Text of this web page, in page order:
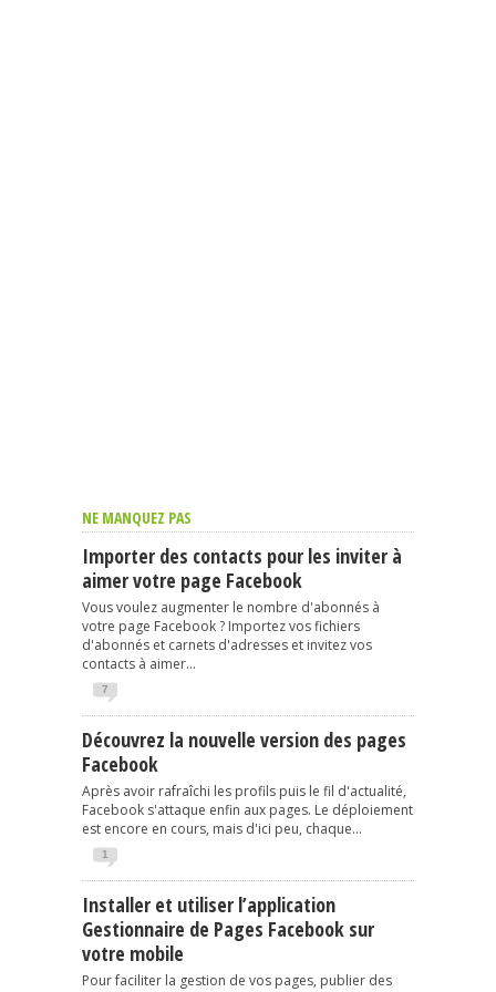
NE MANQUEZ PAS
Importer des contacts pour les inviter à
aimer votre page Facebook
Vous voulez augmenter le nombre d'abonnés à
votre page Facebook ? Importez vos fichiers
d'abonnés et carnets d'adresses et invitez vos
contacts à aimer...
7
Découvrez la nouvelle version des pages
Facebook
Après avoir rafraîchi les profils puis le fil d'actualité,
Facebook s'attaque enfin aux pages. Le déploiement
est encore en cours, mais d'ici peu, chaque...
1
Installer et utiliser l’application
Gestionnaire de Pages Facebook sur
votre mobile
Pour faciliter la gestion de vos pages, publier des